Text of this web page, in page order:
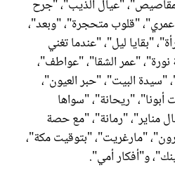
"عيال الذيب"، "جرح
"قلوب متحجرة"، "وبعد"،
"بقايا ليل"، "عندما تغني
نورة"، "عمر الشقا"، "عواطف"،
"سيدة البيت"، "حبر العيون"،
أبونا"، "ريحانة"، "سواها
مناير"، "رمانة"، "مع حصة
"مارغريت"، "بتوقيت مكة"،
و"أفكار أمي".